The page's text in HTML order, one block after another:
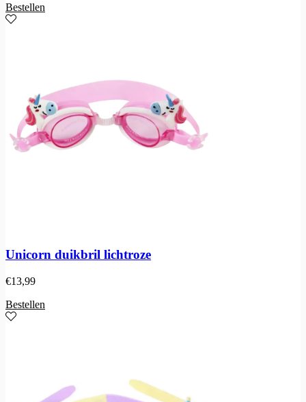
Bestellen
Unicorn duikbril lichtroze
€13,99
Bestellen